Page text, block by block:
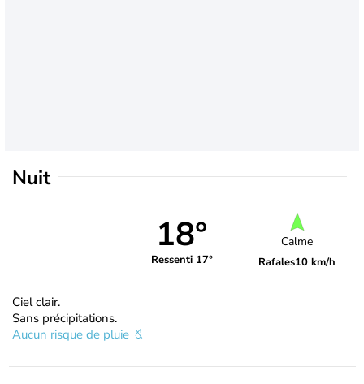
Nuit
18°
Ressenti 17°
Calme
Rafales10 km/h
Ciel clair.
Sans précipitations.
Aucun risque de pluie